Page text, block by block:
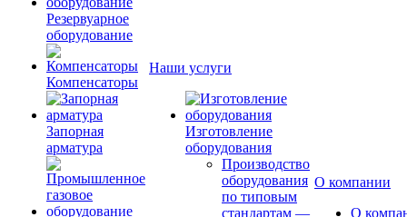
Резервуарное
оборудование
Компенсаторы
Запорная
арматура
Наши услуги
Изготовление
оборудования
Производство
оборудования
по типовым
стандартам —
О компании
О